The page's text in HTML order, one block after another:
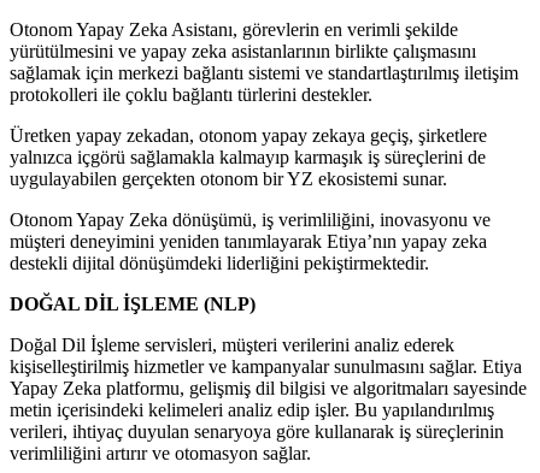
Otonom Yapay Zeka Asistanı, görevlerin en verimli şekilde
yürütülmesini ve yapay zeka asistanlarının birlikte çalışmasını
sağlamak için merkezi bağlantı sistemi ve standartlaştırılmış iletişim
protokolleri ile çoklu bağlantı türlerini destekler.
Üretken yapay zekadan, otonom yapay zekaya geçiş, şirketlere
yalnızca içgörü sağlamakla kalmayıp karmaşık iş süreçlerini de
uygulayabilen gerçekten otonom bir YZ ekosistemi sunar.
Otonom Yapay Zeka dönüşümü, iş verimliliğini, inovasyonu ve
müşteri deneyimini yeniden tanımlayarak Etiya’nın yapay zeka
destekli dijital dönüşümdeki liderliğini pekiştirmektedir.
DOĞAL DİL İŞLEME (NLP)
Doğal Dil İşleme servisleri, müşteri verilerini analiz ederek
kişiselleştirilmiş hizmetler ve kampanyalar sunulmasını sağlar. Etiya
Yapay Zeka platformu, gelişmiş dil bilgisi ve algoritmaları sayesinde
metin içerisindeki kelimeleri analiz edip işler. Bu yapılandırılmış
verileri, ihtiyaç duyulan senaryoya göre kullanarak iş süreçlerinin
verimliliğini artırır ve otomasyon sağlar.